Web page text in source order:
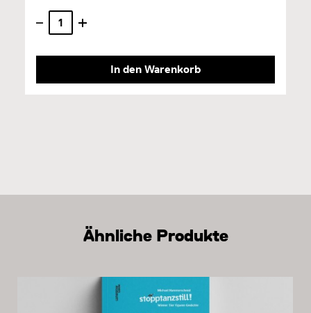
In den Warenkorb
Ähnliche Produkte